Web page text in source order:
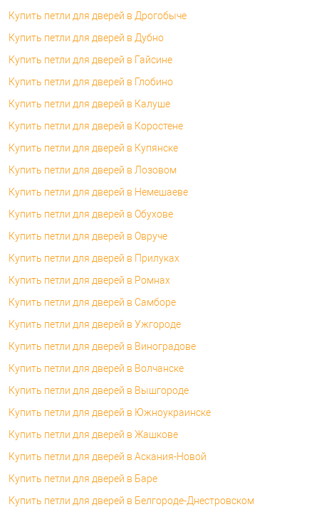
Купить петли для дверей в Дрогобыче
Купить петли для дверей в Дубно
Купить петли для дверей в Гайсине
Купить петли для дверей в Глобино
Купить петли для дверей в Калуше
Купить петли для дверей в Коростене
Купить петли для дверей в Купянске
Купить петли для дверей в Лозовом
Купить петли для дверей в Немешаеве
Купить петли для дверей в Обухове
Купить петли для дверей в Овруче
Купить петли для дверей в Прилуках
Купить петли для дверей в Ромнах
Купить петли для дверей в Самборе
Купить петли для дверей в Ужгороде
Купить петли для дверей в Виноградове
Купить петли для дверей в Волчанске
Купить петли для дверей в Вышгороде
Купить петли для дверей в Южноукраинске
Купить петли для дверей в Жашкове
Купить петли для дверей в Аскания-Новой
Купить петли для дверей в Баре
Купить петли для дверей в Белгороде-Днестровском